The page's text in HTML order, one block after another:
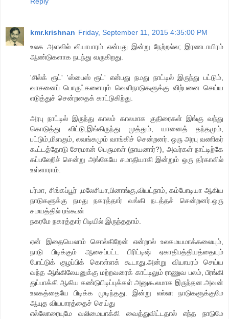
kmr.krishnan Friday, September 11, 2015 4:35:00 PM
உலக அளவில் வியாபாரம் என்பது இன்று நேற்றல்ல; இரணடாயிரம்
ஆண்டுகளாக நடந்து வருகிறது.
'சில்க் ரூட்' 'ஸ்பைஸ் ரூட்' என்பது நமது நாட்டில் இருந்து பட்டும்,
வாசனைப் பொருட்களையும் வெளிநாடுகளுக்கு விற்பனை செய்ய‌
எடுத்துச் சென்றதைக் காட்டுகிற்து.
அரபு நாட்டில் இருந்து காலம் காலமாக குதிரைகள் இங்கு வந்து
கொடுத்து விட்டு,இங்கிருந்து முத்தும், யானைத் தந்தமும்,
பட்டும்,மிளகும், லவங்கமும் வாங்கிச் சென்றனர். ஒரு அரபு வணிகர்
கூட்டத்தோடு சேரமான் பெருமாள் (நாயனார்?), அவர்கள் நாட்டிற்கே
கப்பலேறிச் சென்று அங்கேயே சமாதியாகி இன்றும் ஒரு தர்காவில்
உள்ளாராம்.
பர்மா, சிங்கப்பூர் ,மலேசியா,பினாங்கு,விய‌ட்நாம், கம்போடியா ஆகிய
நாடுகளுக்கு நமது நகரத்தார் வங்கி நடத்தச் சென்ற‌னர்.ஒரு
சமயத்தில் ரங்கூன்
நகரமே நகரத்தார் பிடியில் இருந்ததாம்.
ஏன் இதையெலாம் சொல்கிறேன் என்றால் உலகமயமாக்கலையும்,
நாடு பிடிக்கும் ஆசைப்பட்ட பிரிட்டிஷ் ஏகாதிபத்தியத்தையும்
போட்டுக் குழப்பிக் கொள்ளக் கூடாது.அன்று வியாபரம் செய்ய
வந்த ஆங்கிலேயனுக்கு மற்றவரைக் காட்டிலும் ராணுவ பலம், பீரங்கி
துப்பாக்கி ஆகிய கண்டுபிடிப்புக்கள் அனுகூலமாக இருந்தன.அவன்
உலகத்தையே பிடிக்க முடிந்தது. இன்று எல்லா நாடுகளுக்குமே
ஆயுத வியபாரத்தைச் செய்து
எல்லோரையுமே வலிமையாக்கி வைத்துவிட்டதால் எந்த நாடுமே